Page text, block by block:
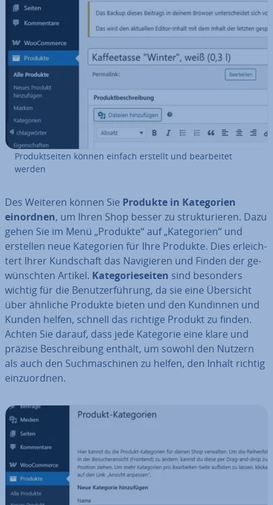
Pro­dukt­sei­ten können einfach erstellt und be­ar­bei­tet
werden
Des Weiteren können Sie Produkte in Ka­te­go­rien
einordnen, um Ihren Shop besser zu struk­tu­rie­ren. Dazu
gehen Sie im Menü „Produkte“ auf „Ka­te­go­rien“ und
erstellen neue Ka­te­go­rien für Ihre Produkte. Dies er­leich­
tert Ihrer Kund­schaft das Na­vi­gie­ren und Finden der ge­
wünsch­ten Artikel. Ka­te­go­rie­sei­ten sind besonders
wichtig für die Be­nut­zer­füh­rung, da sie eine Übersicht
über ähnliche Produkte bieten und den Kundinnen und
Kunden helfen, schnell das richtige Produkt zu finden.
Achten Sie darauf, dass jede Kategorie eine klare und
präzise Be­schrei­bung enthält, um sowohl den Nutzern
als auch den Such­ma­schi­nen zu helfen, den Inhalt richtig
ein­zu­ord­nen.